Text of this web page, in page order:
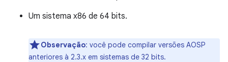
Um sistema x86 de 64 bits.
Observação: você pode compilar versões AOSP
anteriores à 2.3.x em sistemas de 32 bits.